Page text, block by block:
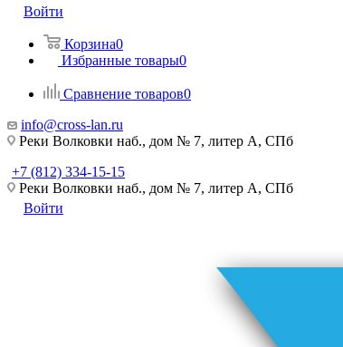
Войти
Корзина0
Избранные товары0
Сравнение товаров0
info@cross-lan.ru
Реки Волковки наб., дом № 7, литер А, СПб
+7 (812) 334-15-15
Реки Волковки наб., дом № 7, литер А, СПб
Войти